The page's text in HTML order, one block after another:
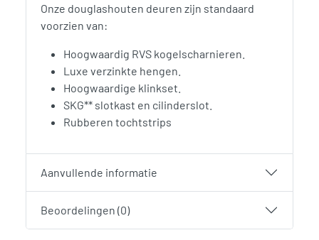
Onze douglashouten deuren zijn standaard
voorzien van:
Hoogwaardig RVS kogelscharnieren.
Luxe verzinkte hengen.
Hoogwaardige klinkset.
SKG** slotkast en cilinderslot.
Rubberen tochtstrips
Aanvullende informatie
Beoordelingen (0)